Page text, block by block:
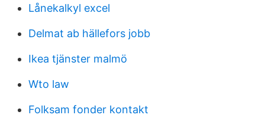
Lånekalkyl excel
Delmat ab hällefors jobb
Ikea tjänster malmö
Wto law
Folksam fonder kontakt